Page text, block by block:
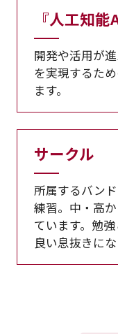
『人工知能A
開発や活用が
を実現するた
ます。
サークル
所属するバン
練習。中・高
ています。勉
良い息抜きにな